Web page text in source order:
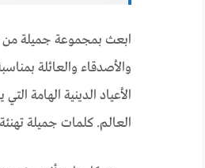
ابعث بمجموعة جميلة من
والأصدقاء والعائلة
الأعياد الدينية الهامة
العالم. كلمات جميلة